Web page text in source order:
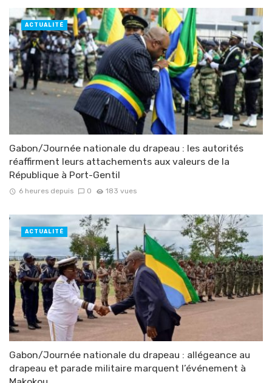
Gabon/Journée nationale du drapeau : les autorités
réaffirment leurs attachements aux valeurs de la
République à Port-Gentil
6 heures depuis 0 183 vues
ACTUALITÉ
Gabon/Journée nationale du drapeau : allégeance au
drapeau et parade militaire marquent l’événement à
ACTUALITÉ